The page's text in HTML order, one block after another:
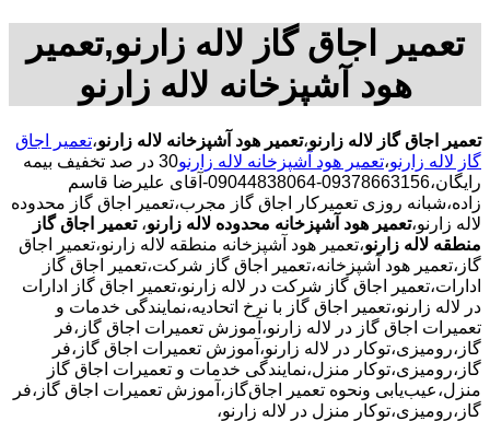
تعمیر اجاق گاز لاله زارنو,تعمیر
هود آشپزخانه لاله زارنو
تعمیر اجاق گاز لاله زارنو،تعمیر هود آشپزخانه لاله زارنو،تعمیر اجاق
گاز لاله زارنو،تعمیر هود آشپزخانه لاله زارنو
30 در صد تخفیف بیمه
رایگان،09378663156-09044838064-آقای علیرضا قاسم
زاده،شبانه روزی تعمیرکار اجاق گاز مجرب،تعمیر اجاق گاز محدوده
لاله زارنو،تعمیر هود آشپزخانه محدوده لاله زارنو، تعمیر اجاق گاز
منطقه لاله زارنو،تعمیر هود آشپزخانه منطقه لاله زارنو،تعمیر اجاق
گاز،تعمیر هود آشپزخانه،تعمیر اجاق گاز شرکت،تعمیر اجاق گاز
ادارات،تعمیر اجاق گاز شرکت در لاله زارنو،تعمیر اجاق گاز ادارات
در لاله زارنو،تعمیر اجاق گاز با نرخ اتحادیه،نمایندگی خدمات و
تعمیرات اجاق گاز در لاله زارنو،آموزش تعمیرات اجاق گاز،فر
گاز،رومیزی،توکار در لاله زارنو،آموزش تعمیرات اجاق گاز،فر
گاز،رومیزی،توکار منزل،نمایندگی خدمات و تعمیرات اجاق گاز
منزل،عیب‌یابی ونحوه تعمیر اجاق‌گاز،آموزش تعمیرات اجاق گاز،فر
گاز،رومیزی،توکار منزل در لاله زارنو،